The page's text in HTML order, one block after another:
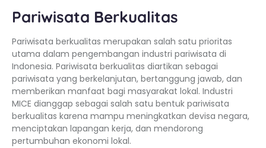
Pariwisata Berkualitas
Pariwisata berkualitas merupakan salah satu prioritas
utama dalam pengembangan industri pariwisata di
Indonesia. Pariwisata berkualitas diartikan sebagai
pariwisata yang berkelanjutan, bertanggung jawab, dan
memberikan manfaat bagi masyarakat lokal. Industri
MICE dianggap sebagai salah satu bentuk pariwisata
berkualitas karena mampu meningkatkan devisa negara,
menciptakan lapangan kerja, dan mendorong
pertumbuhan ekonomi lokal.